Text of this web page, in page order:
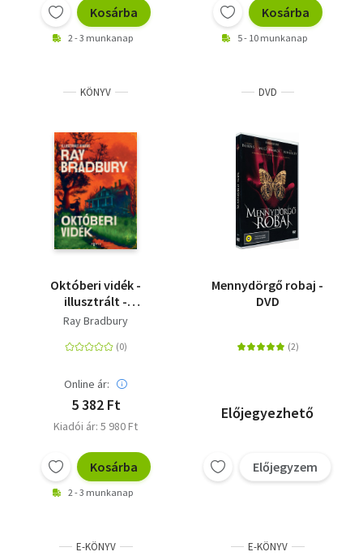
Kosárba
2 - 3 munkanap
Kosárba
5 - 10 munkanap
KÖNYV
Októberi vidék -
illusztrált -
(Különleges kiadás)
Ray Bradbury
Online ár:
5 382 Ft
Kiadói ár: 5 980 Ft
Kosárba
2 - 3 munkanap
DVD
Mennydörgő robaj -
DVD
Előjegyezhető
Előjegyzem
E-KÖNYV E-KÖNYV